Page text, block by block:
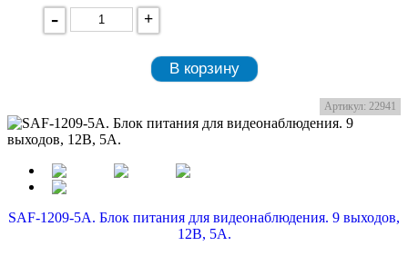
- +
В корзину
Артикул: 22941
SAF-1209-5A. Блок питания для видеонаблюдения. 9 выходов,
12В, 5А.